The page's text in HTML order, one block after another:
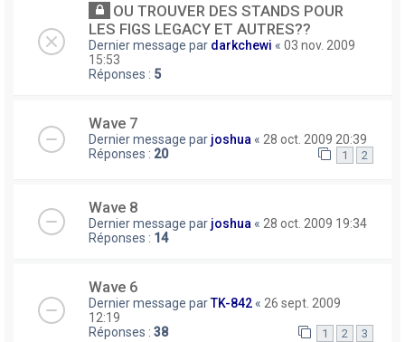
OU TROUVER DES STANDS POUR
LES FIGS LEGACY ET AUTRES??
Dernier message par darkchewi « 03 nov. 2009
15:53
Réponses : 5
Wave 7
Dernier message par joshua « 28 oct. 2009 20:39
Réponses : 20 1 2
Wave 8
Dernier message par joshua « 28 oct. 2009 19:34
Réponses : 14
Wave 6
Dernier message parTK-842 « 26 sept. 2009
12:19
Réponses : 38 1 2 3